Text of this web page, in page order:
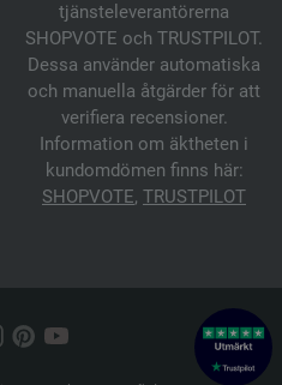
tjänsteleverantörerna
SHOPVOTE och TRUSTPILOT.
Dessa använder automatiska
och manuella åtgärder för att
verifiera recensioner.
Information om äktheten i
kundomdömen finns här:
SHOPVOTE, TRUSTPILOT